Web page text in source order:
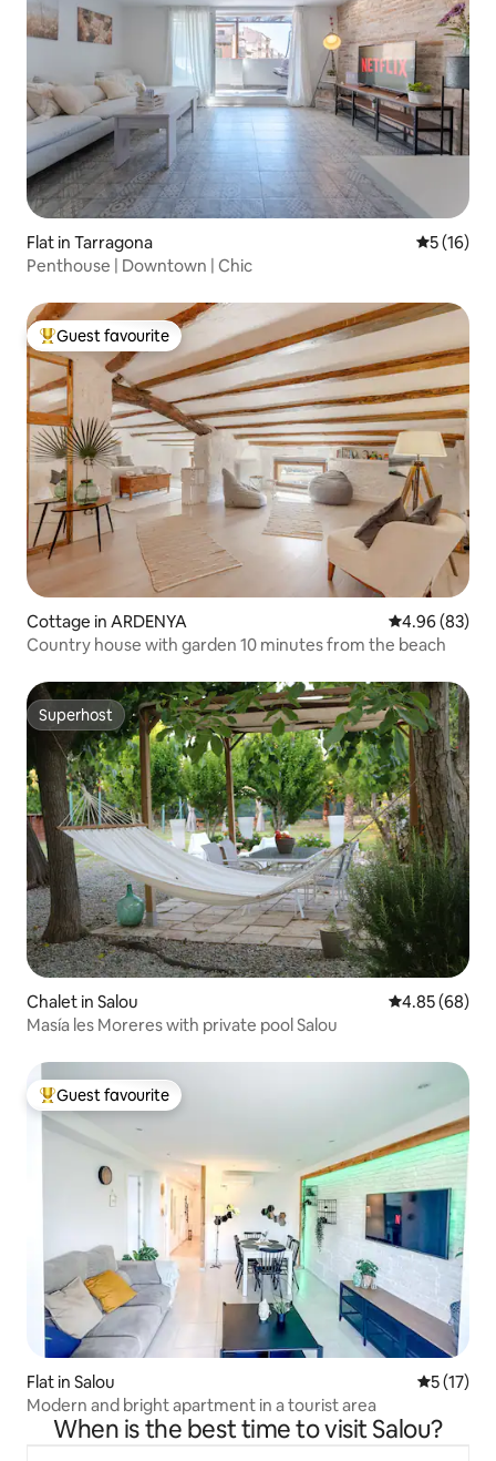
Flat in Tarragona 5 out of 5
5 (16)
Penthouse | Downtown | Chic
Top guest favourite
Guest favourite
Cottage in ARDENYA 4.96 out of 5
4.96 (83)
Country house with garden 10 minutes from the beach
Superhost
Superhost
Chalet in Salou 4.85 out of 5
4.85 (68)
Masía les Moreres with private pool Salou
Top guest favourite
Guest favourite
Flat in Salou 5 out of 5
5 (17)
Modern and bright apartment in a tourist area
When is the best time to visit Salou?